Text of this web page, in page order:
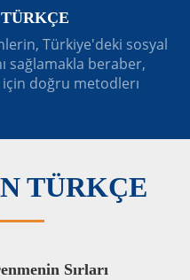
Türkiye'deki sosyal
sağlamakla beraber,
doğru metodlerı
TÜRKÇE
Sırları